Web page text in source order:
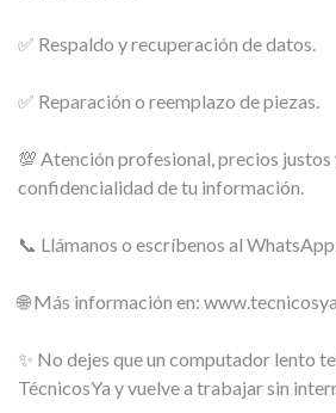
✅ Respaldo y recuperación de datos.
✅ Reparación o reemplazo de piezas.
💯 Atención profesional, precios
confidencialidad de tu información.
📞 Llámanos o escríbenos al
🌐 Más información en:
✨ No dejes que un computador lento
TécnicosYa y vuelve a trabajar sin